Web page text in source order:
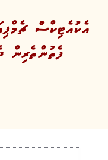
ފެތުންތެރިން